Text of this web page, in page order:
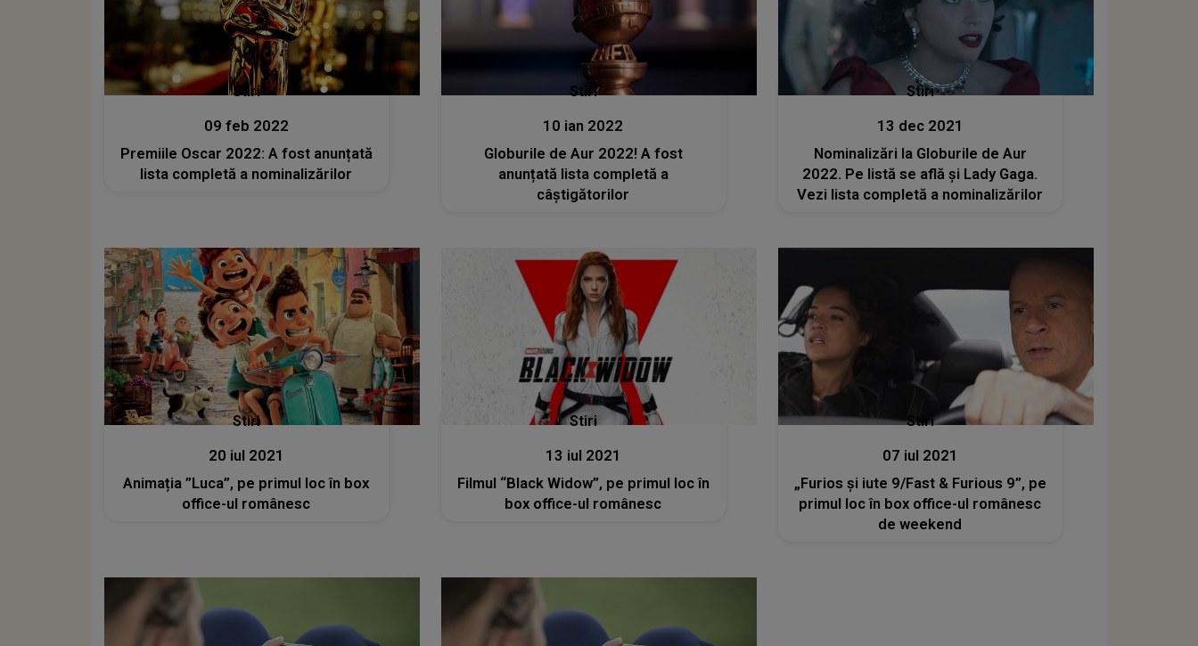
Stiri
09 feb 2022
Premiile Oscar 2022: A fost anunțată
lista completă a nominalizărilor
Stiri
10 ian 2022
Globurile de Aur 2022! A fost
anunțată lista completă a
câștigătorilor
Stiri
13 dec 2021
Nominalizări la Globurile de Aur
2022. Pe listă se află și Lady Gaga.
Vezi lista completă a nominalizărilor
Stiri
20 iul 2021
Animația ”Luca”, pe primul loc în box
office-ul românesc
Stiri
13 iul 2021
Filmul “Black Widow”, pe primul loc în
box office-ul românesc
Stiri
07 iul 2021
„Furios şi iute 9/Fast & Furious 9”, pe
primul loc în box office-ul românesc
de weekend